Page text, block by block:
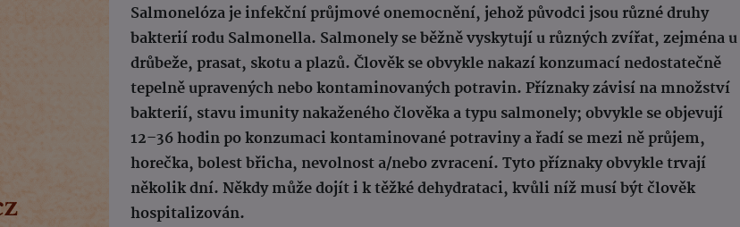
Salmonelóza je infekční průjmové onemocnění, jehož původci jsou různé druhy
bakterií rodu Salmonella. Salmonely se běžně vyskytují u různých zvířat, zejména u
drůbeže, prasat, skotu a plazů. Člověk se obvykle nakazí konzumací nedostatečně
tepelně upravených nebo kontaminovaných potravin. Příznaky závisí na množství
bakterií, stavu imunity nakaženého člověka a typu salmonely; obvykle se objevují
12–36 hodin po konzumaci kontaminované potraviny a řadí se mezi ně průjem,
horečka, bolest břicha, nevolnost a/nebo zvracení. Tyto příznaky obvykle trvají
několik dní. Někdy může dojít i k těžké dehydrataci, kvůli níž musí být člověk
hospitalizován.